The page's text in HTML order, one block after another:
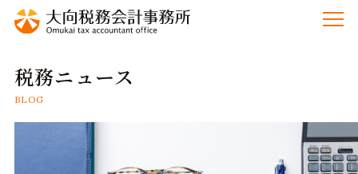
税務ニュース
BLOG